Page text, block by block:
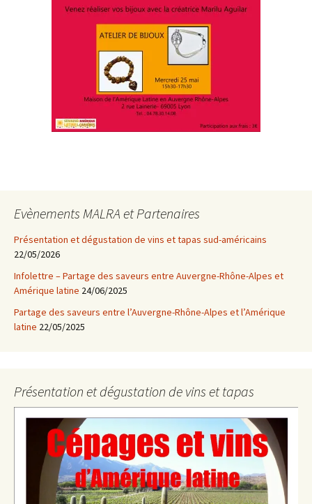
Evènements MALRA et Partenaires
Présentation et dégustation de vins et tapas sud-américains
22/05/2026
Infolettre – Partage des saveurs entre Auvergne-Rhône-Alpes et
Amérique latine 24/06/2025
Partage des saveurs entre l’Auvergne-Rhône-Alpes et l’Amérique
latine 22/05/2025
Présentation et dégustation de vins et tapas